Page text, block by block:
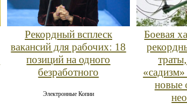
Рекордный всплеск
вакансий для рабочих: 18
позиций на одного
безработного
Электронные Копии
Боевая
новые